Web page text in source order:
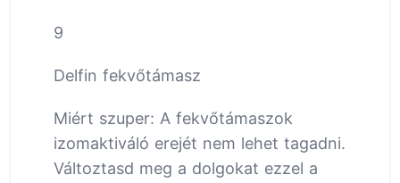
9
Delfin fekvőtámasz
Miért szuper: A fekvőtámaszok
izomaktiváló erejét nem lehet tagadni.
Változtasd meg a dolgokat ezzel a